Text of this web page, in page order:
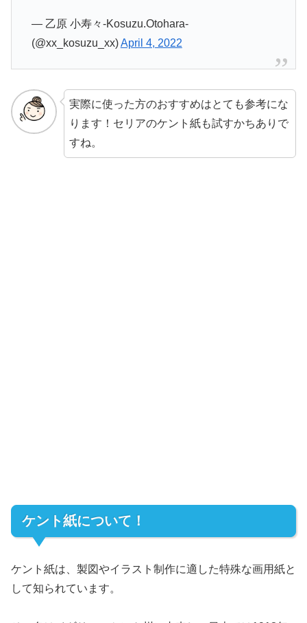
— 乙原 小寿々-Kosuzu.Otohara-
(@xx_kosuzu_xx)April 4, 2022
実際に使った方のおすすめはとても参考にな
ります！セリアのケント紙も試すかちありで
すね。
ケント紙について！
ケント紙は、製図やイラスト制作に適した特殊な画用紙と
して知られています。